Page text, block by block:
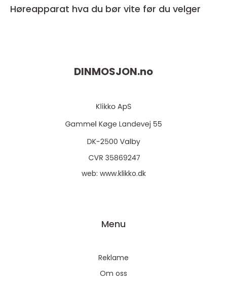
Høreapparat hva du bør vite før du velger
DINMOSJON.no
web: www.klikko.dk
Menu
Reklame
Om oss